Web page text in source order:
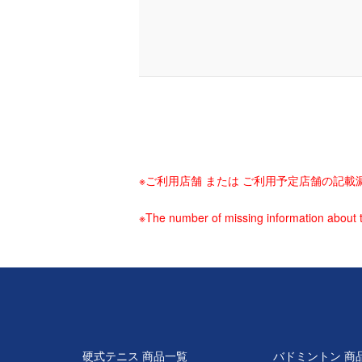
※ご利用店舗 または ご利用予定店舗の記
※The number of missing information
硬式テニス 商品一覧 バドミントン 商